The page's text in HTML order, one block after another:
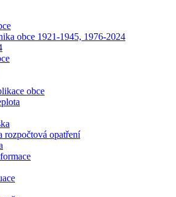
obce 1921-1945, 1976-2024
obce
rozpočtová opatření